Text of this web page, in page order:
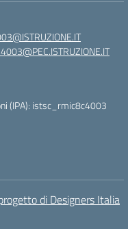
(IPA): istsc_rmic8c4003
di Designers Italia